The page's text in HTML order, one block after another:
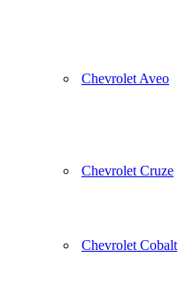
Chevrolet Aveo
Chevrolet Cruze
Chevrolet Cobalt